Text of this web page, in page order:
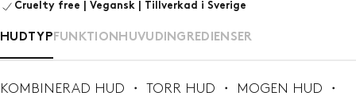
Cruelty free | Vegansk | Tillverkad i Sverige
HUDTYP FUNKTION HUVUDINGREDIENSER
KOMBINERAD HUD ・ TORR HUD ・ MOGEN HUD ・